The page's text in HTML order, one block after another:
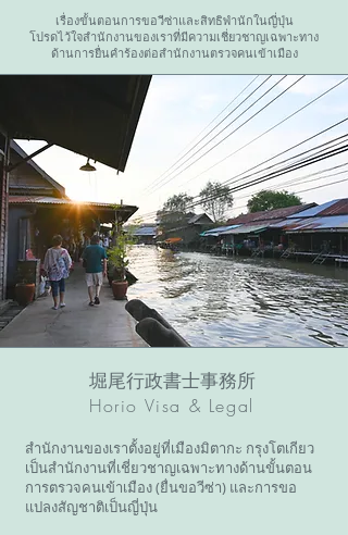
เรื่องขั้นตอนการขอวีซ่าและสิทธิพำนักในญี่ปุ่น
โปรดไว้ใจสำนักงานของเราที่มีความเชี่ยวชาญเฉพาะทาง
ด้านการยื่นคำร้องต่อสำนักงานตรวจคนเข้าเมือง
堀尾行政書士事務所
Horio Visa & Legal
สำนักงานของเราตั้งอยู่ที่เมืองมิตากะ กรุงโตเกียว
เป็นสำนักงานที่เชี่ยวชาญเฉพาะทางด้านขั้นตอน
การตรวจคนเข้าเมือง (ยื่นขอวีซ่า) และการขอ
แปลงสัญชาติเป็นญี่ปุ่น